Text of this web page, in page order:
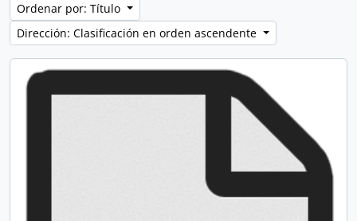
Ordenar por: Título
Dirección: Clasificación en orden ascendente